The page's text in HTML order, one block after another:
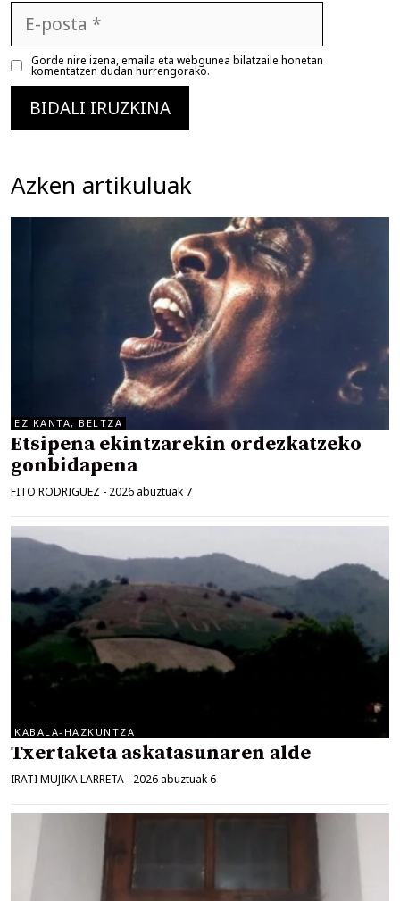
posta
Gorde nire izena, emaila eta webgunea bilatzaile honetan
komentatzen dudan hurrengorako.
Azken artikuluak
EZ KANTA, BELTZA
Etsipena ekintzarekin ordezkatzeko
gonbidapena
FITO RODRIGUEZ - 2026 abuztuak 7
KABALA-HAZKUNTZA
Txertaketa askatasunaren alde
IRATI MUJIKA LARRETA - 2026 abuztuak 6